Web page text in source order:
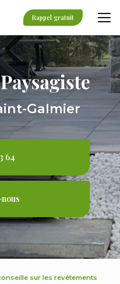
Rappel gratuit
Galmier
64
sur les revêtements